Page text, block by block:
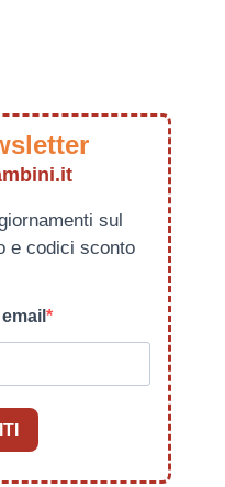
sul
e codici sconto